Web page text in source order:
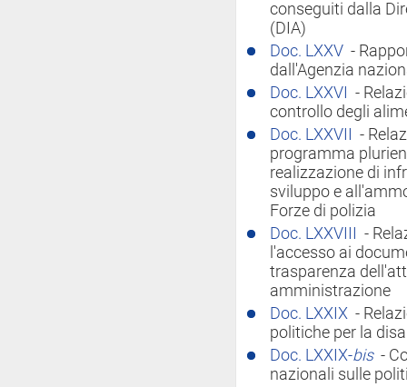
conseguiti dalla
(DIA)
Doc. LXXV -
dall'Agenzia
Doc. LXXVI
-
controllo degli
Doc. LXXVII
-
programma
realizzazione di
sviluppo e
Forze di polizia
Doc. LXXVIII
-
l'accesso ai
trasparenza
amministrazione
Doc. LXXIX -
politiche per la
Doc. LXXIX-bis -
nazionali sulle